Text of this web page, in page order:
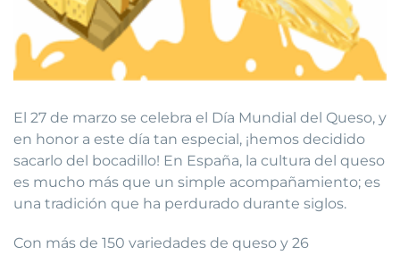
El 27 de marzo se celebra el Día Mundial del Queso, y
en honor a este día tan especial, ¡hemos decidido
sacarlo del bocadillo! En España, la cultura del queso
es mucho más que un simple acompañamiento; es
una tradición que ha perdurado durante siglos.
Con más de 150 variedades de queso y 26